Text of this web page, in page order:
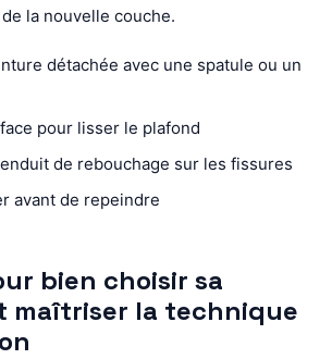
la nouvelle couche.
détachée avec une spatule ou un
pour lisser le plafond
de rebouchage sur les fissures
avant de repeindre
bien choisir sa
maîtriser la technique